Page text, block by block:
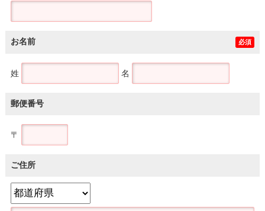
お名前 必須
姓 名
郵便番号
〒
ご住所